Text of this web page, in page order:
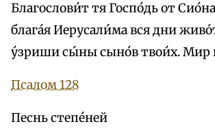
Благослови́т тя Госпо́дь от
блага́я Иерусали́ма вся дни
у́зриши сы́ны сыно́в твои́х. Мир
Псалом 128
Песнь степе́ней